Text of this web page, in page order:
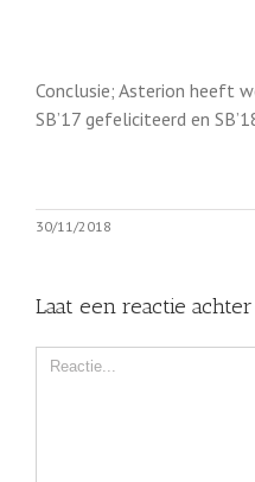
Conclusie; Asterion heeft
SB’17 gefeliciteerd en
30/11/2018
Laat een reactie achter
Comment